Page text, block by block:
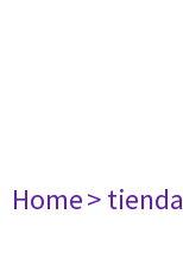
Home> tienda